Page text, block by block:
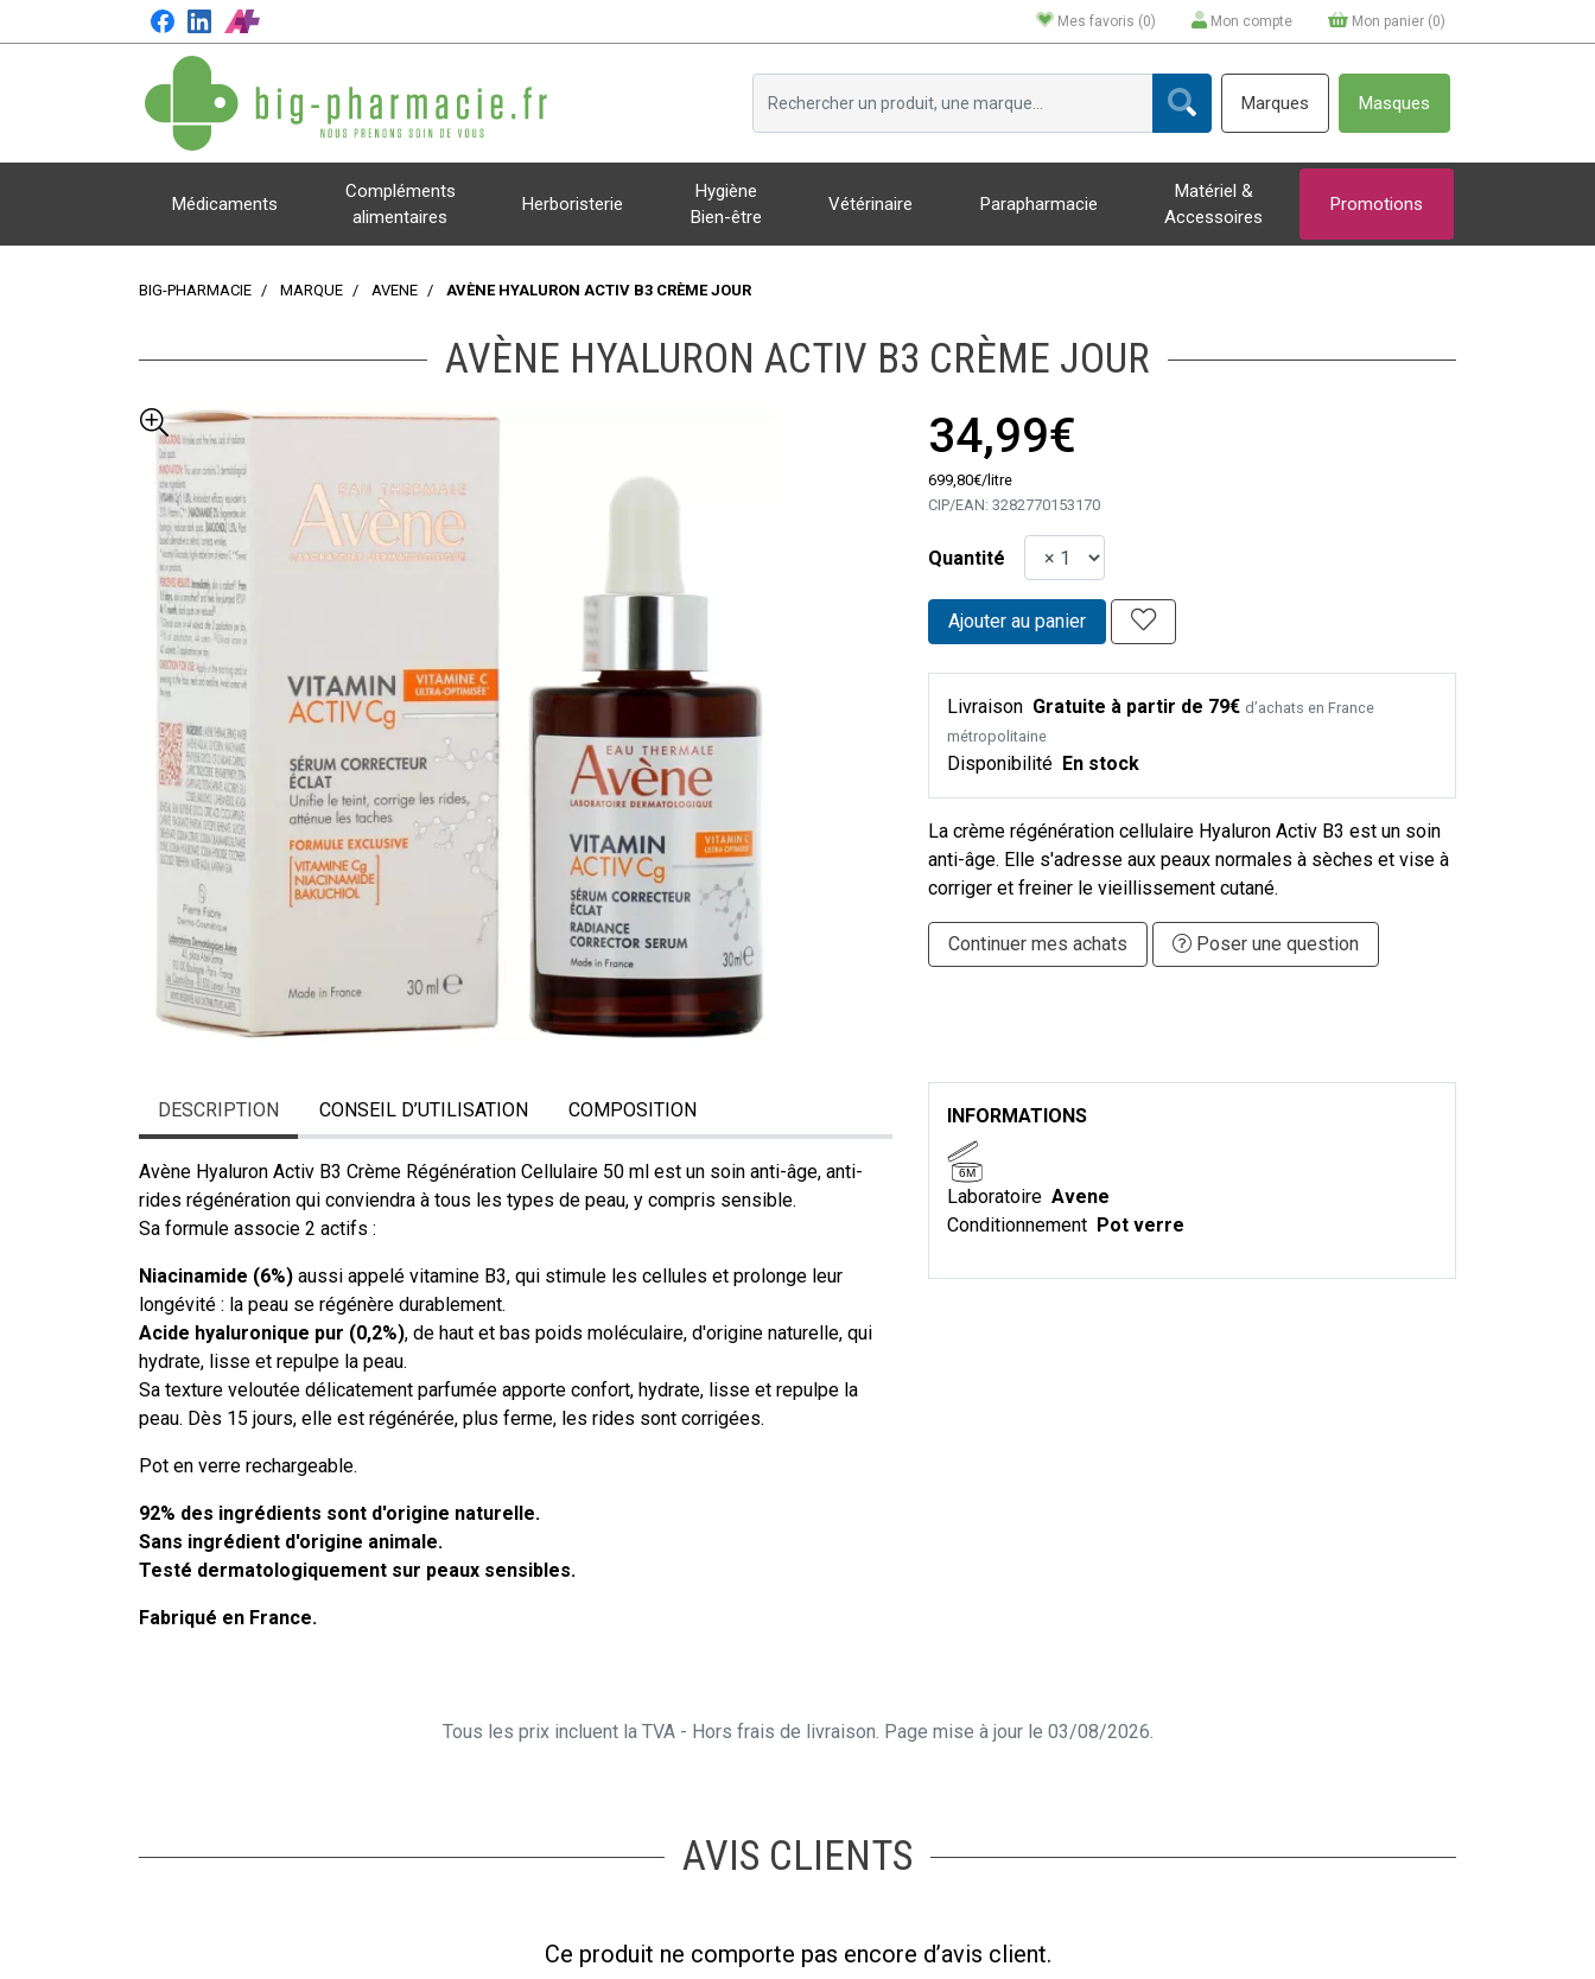
Mes favoris (0) Mon compte Mon panier (0)
Marques Masques
Médicaments
Compléments
alimentaires
Herboristerie
Hygiène
Bien-être
Vétérinaire Parapharmacie
Matériel &
Accessoires
Promotions
BIG-PHARMACIE MARQUE AVENE AVÈNE HYALURON ACTIV B3 CRÈME JOUR
AVÈNE HYALURON ACTIV B3 CRÈME JOUR
34,99€
699,80€/ litre
CIP/EAN: 3282770153170
Quantité
Ajouter au panier
Livraison Gratuite à partir de 79€ d’achats en France
métropolitaine
Disponibilité En stock
La crème régénération cellulaire Hyaluron Activ B3 est un soin
anti-âge. Elle s'adresse aux peaux normales à sèches et vise à
corriger et freiner le vieillissement cutané.
Continuer mes achats Poser une question
DESCRIPTION CONSEIL D’UTILISATION COMPOSITION
Avène Hyaluron Activ B3 Crème Régénération Cellulaire 50 ml est un soin anti-âge, anti-
rides régénération qui conviendra à tous les types de peau, y compris sensible.
Sa formule associe 2 actifs :
Niacinamide (6%) aussi appelé vitamine B3, qui stimule les cellules et prolonge leur
longévité : la peau se régénère durablement.
Acide hyaluronique pur (0,2%), de haut et bas poids moléculaire, d'origine naturelle, qui
hydrate, lisse et repulpe la peau.
Sa texture veloutée délicatement parfumée apporte confort, hydrate, lisse et repulpe la
peau. Dès 15 jours, elle est régénérée, plus ferme, les rides sont corrigées.
Pot en verre rechargeable.
92% des ingrédients sont d'origine naturelle.
Sans ingrédient d'origine animale.
Testé dermatologiquement sur peaux sensibles.
Fabriqué en France.
INFORMATIONS
6M
Laboratoire Avene
Conditionnement Pot verre
Tous les prix incluent la TVA - Hors frais de livraison. Page mise à jour le 03/08/2026.
AVIS CLIENTS
Ce produit ne comporte pas encore d’avis client.